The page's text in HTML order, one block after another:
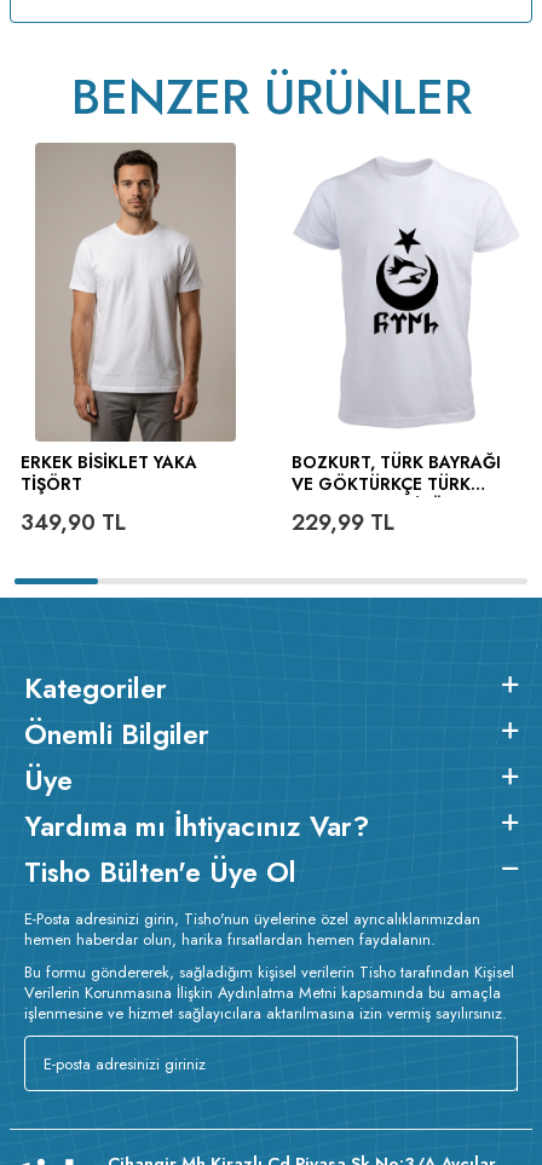
BENZER ÜRÜNLER
ERKEK BISIKLET YAKA
TIŞÖRT
349,90 TL
BOZKURT, TÜRK BAYRAĞI
VE GÖKTÜRKÇE TÜRK
229,99TL
Kategoriler
Önemli Bilgiler
Üye
Yardıma mı İhtiyacınız Var?
Tisho Bülten'e Üye Ol
E-Posta adresinizi girin, Tisho'nun üyelerine özel ayrıcalıklarımızdan
hemen haberdar olun, harika fırsatlardan hemen faydalanın.
Bu formu göndererek, sağladığım kişisel verilerin Tisho tarafından Kişisel
Verilerin Korunmasına İlişkin Aydınlatma Metni kapsamında bu amaçla
işlenmesine ve hizmet sağlayıcılara aktarılmasına izin vermiş sayılırsınız.